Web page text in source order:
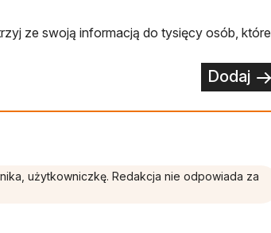
ze swoją informacją do tysięcy osób, które
Dodaj
użytkowniczkę. Redakcja nie odpowiada za